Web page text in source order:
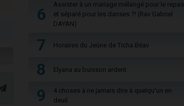
6
Assister à un mariage mélangé pour le repas
et séparé pour les danses ?! (Rav Gabriel
DAYAN)
7 Horaires du Jeûne de Ticha Béav
8 Elyana au buisson ardent
9
4 choses à ne jamais dire à quelqu'un en
deuil